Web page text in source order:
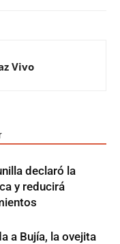
Vivo
declaró la
y reducirá
a Bujía, la ovejita